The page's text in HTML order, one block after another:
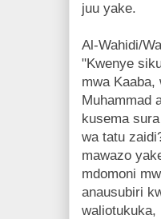
juu yake.
Al-Wahidi/
"Kwenye
mwa
Muhammad
kusema
wa tatu
mawazo
mdomoni
anausubiri
waliotukuka,